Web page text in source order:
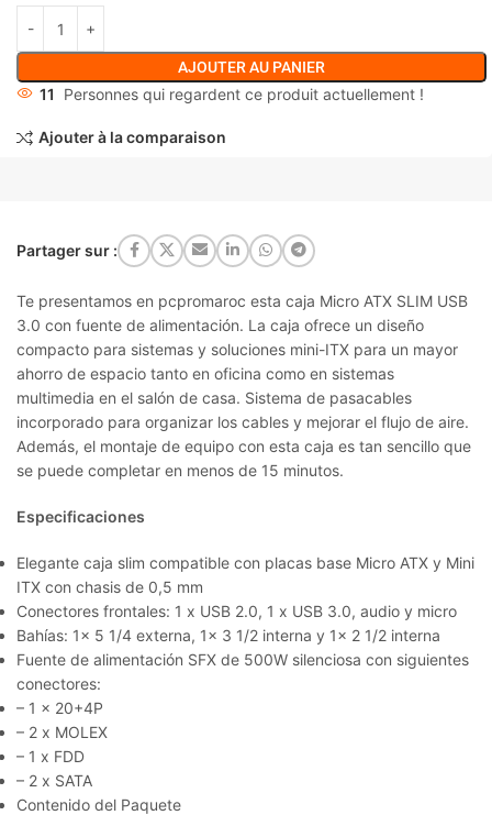
AJOUTER AU PANIER
11 Personnes qui regardent ce produit actuellement !
Ajouter à la comparaison
Partager sur :
Te presentamos en pcpromaroc esta caja Micro ATX SLIM USB
3.0 con fuente de alimentación. La caja ofrece un diseño
compacto para sistemas y soluciones mini-ITX para un mayor
ahorro de espacio tanto en oficina como en sistemas
multimedia en el salón de casa. Sistema de pasacables
incorporado para organizar los cables y mejorar el flujo de aire.
Además, el montaje de equipo con esta caja es tan sencillo que
se puede completar en menos de 15 minutos.
Especificaciones
Elegante caja slim compatible con placas base Micro ATX y Mini
ITX con chasis de 0,5 mm
Conectores frontales: 1 x USB 2.0, 1 x USB 3.0, audio y micro
Bahías: 1x 5 1/4 externa, 1x 3 1/2 interna y 1x 2 1/2 interna
Fuente de alimentación SFX de 500W silenciosa con siguientes
conectores:
– 1 x 20+4P
– 2 x MOLEX
– 1 x FDD
– 2 x SATA
Contenido del Paquete